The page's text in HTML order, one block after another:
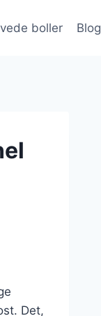
boller Blog
Det,